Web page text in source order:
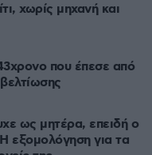
χωρίς μηχανή και
που έπεσε από
ως μητέρα, επειδή ο
εξομολόγηση για τα